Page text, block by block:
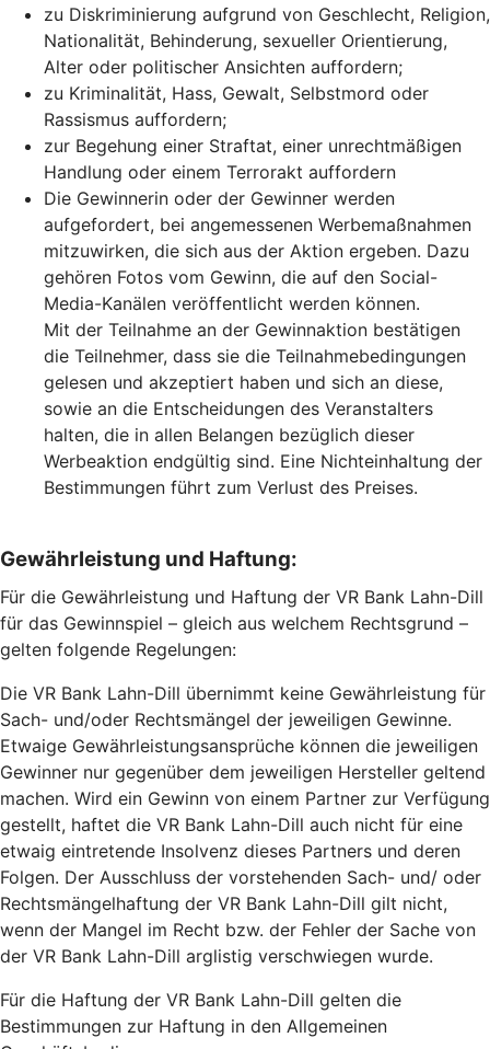
zu Diskriminierung aufgrund von Geschlecht, Religion,
Nationalität, Behinderung, sexueller Orientierung,
Alter oder politischer Ansichten auffordern;
zu Kriminalität, Hass, Gewalt, Selbstmord oder
Rassismus auffordern;
zur Begehung einer Straftat, einer unrechtmäßigen
Handlung oder einem Terrorakt auffordern
Die Gewinnerin oder der Gewinner werden
aufgefordert, bei angemessenen Werbemaßnahmen
mitzuwirken, die sich aus der Aktion ergeben. Dazu
gehören Fotos vom Gewinn, die auf den Social-
Media-Kanälen veröffentlicht werden können.
Mit der Teilnahme an der Gewinnaktion bestätigen
die Teilnehmer, dass sie die Teilnahmebedingungen
gelesen und akzeptiert haben und sich an diese,
sowie an die Entscheidungen des Veranstalters
halten, die in allen Belangen bezüglich dieser
Werbeaktion endgültig sind. Eine Nichteinhaltung der
Bestimmungen führt zum Verlust des Preises.
Gewährleistung und Haftung:
Für die Gewährleistung und Haftung der VR Bank Lahn-Dill
für das Gewinnspiel – gleich aus welchem Rechtsgrund –
gelten folgende Regelungen:
Die VR Bank Lahn-Dill übernimmt keine Gewährleistung für
Sach- und/oder Rechtsmängel der jeweiligen Gewinne.
Etwaige Gewährleistungsansprüche können die jeweiligen
Gewinner nur gegenüber dem jeweiligen Hersteller geltend
machen. Wird ein Gewinn von einem Partner zur Verfügung
gestellt, haftet die VR Bank Lahn-Dill auch nicht für eine
etwaig eintretende Insolvenz dieses Partners und deren
Folgen. Der Ausschluss der vorstehenden Sach- und/ oder
Rechtsmängelhaftung der VR Bank Lahn-Dill gilt nicht,
wenn der Mangel im Recht bzw. der Fehler der Sache von
der VR Bank Lahn-Dill arglistig verschwiegen wurde.
Für die Haftung der VR Bank Lahn-Dill gelten die
Bestimmungen zur Haftung in den Allgemeinen